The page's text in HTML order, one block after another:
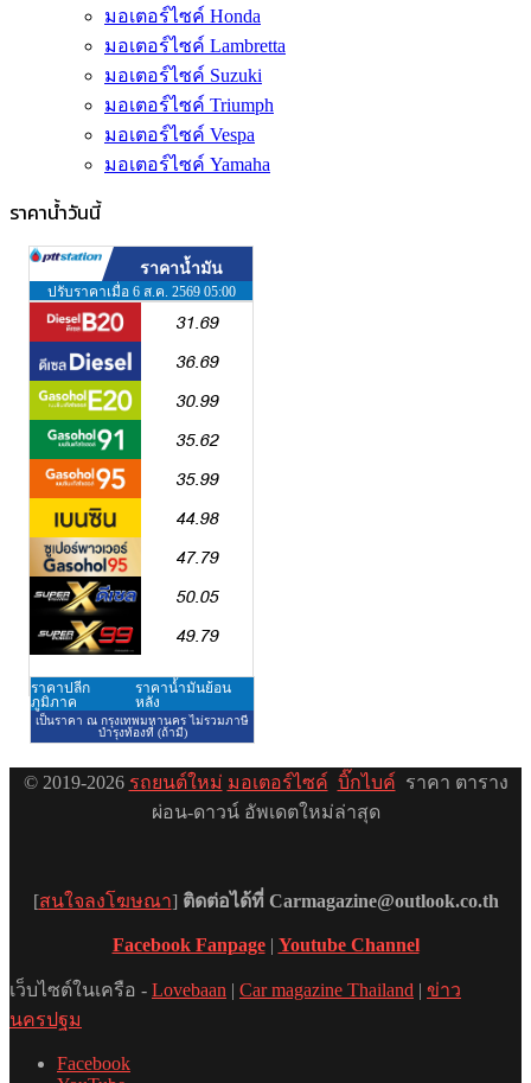
มอเตอร์ไซค์ Honda
มอเตอร์ไซค์ Lambretta
มอเตอร์ไซค์ Suzuki
มอเตอร์ไซค์ Triumph
มอเตอร์ไซค์ Vespa
มอเตอร์ไซค์ Yamaha
ราคาน้ำวันนี้
© 2019-2026 รถยนต์ใหม่ มอเตอร์ไซค์ บิ๊กไบค์ ราคา ตาราง
ผ่อน-ดาวน์ อัพเดตใหม่ล่าสุด
[สนใจลงโฆษณา] ติดต่อได้ที่ Carmagazine@outlook.co.th
Facebook Fanpage| Youtube Channel
เว็บไซต์ในเครือ - Lovebaan | Car magazine Thailand | ข่าว
นครปฐม
Facebook